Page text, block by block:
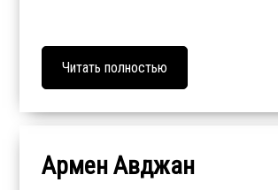
Читать полностью
Армен Авджан